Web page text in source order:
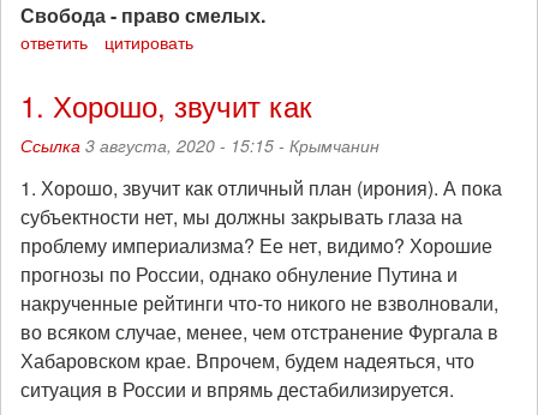
Свобода - право смелых.
ответить цитировать
1. Хорошо, звучит как
Ссылка 3 августа, 2020 - 15:15 - Крымчанин
1. Хорошо, звучит как отличный план (ирония). А пока
субъектности нет, мы должны закрывать глаза на
проблему империализма? Ее нет, видимо? Хорошие
прогнозы по России, однако обнуление Путина и
накрученные рейтинги что-то никого не взволновали,
во всяком случае, менее, чем отстранение Фургала в
Хабаровском крае. Впрочем, будем надеяться, что
ситуация в России и впрямь дестабилизируется.